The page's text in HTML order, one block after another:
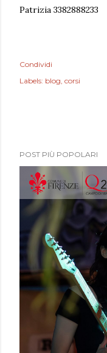
Patrizia 3382888233
Condividi
Labels: blog corsi
POST PIÙ POPOLARI